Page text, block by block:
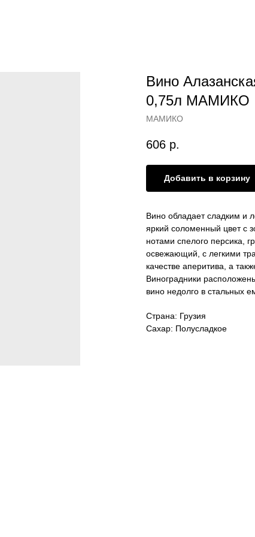
Вино
0,75л МАМИКО
МАМИКО
606 р.
Добавить в корзину
Вино обладает сладким и
яркий соломенный цвет с
нотами спелого персика,
освежающий, с легкими
качестве аперитива, а
Виноградники
вино недолго в стальных
Страна: Грузия
Сахар: Полусладкое